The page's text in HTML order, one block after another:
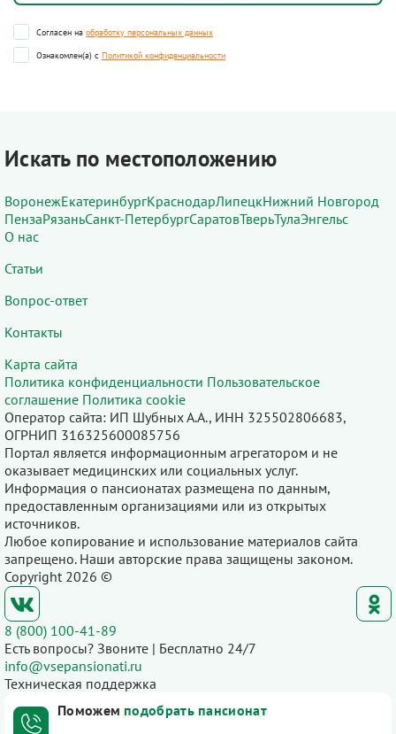
Согласен на обработку персональных данных
Ознакомлен(а) с Политикой конфиденциальности
Искать по местоположению
ВоронежЕкатеринбургКраснодарЛипецкНижний Новгород
ПензаРязаньСанкт-ПетербургСаратовТверьТулаЭнгельс
О нас
Статьи
Вопрос-ответ
Контакты
Карта сайта
Политика конфиденциальности Пользовательское
соглашение Политика cookie
Оператор сайта: ИП Шубных А.А., ИНН 325502806683,
ОГРНИП 316325600085756
Портал является информационным агрегатором и не
оказывает медицинских или социальных услуг.
Информация о пансионатах размещена по данным,
предоставленным организациями или из открытых
источников.
Любое копирование и использование материалов сайта
запрещено. Наши авторские права защищены законом.
Copyright 2026 ©
8 (800) 100-41-89
Есть вопросы? Звоните | Бесплатно 24/7
info@vsepansionati.ru
Техническая поддержка
Поможем подобрать пансионат